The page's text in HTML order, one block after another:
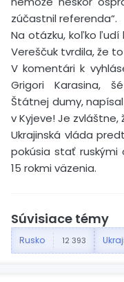
zúčastnil referenda“.
Na otázku, koľko
Vereščuk tvrdila, že
V komentári k
Grigori Karasina,
Štátnej dumy,
v Kyjeve! Je
Ukrajinská vláda
pokúsia stať
15 rokmi väzenia.
Súvisiace témy
Rusko 12 393